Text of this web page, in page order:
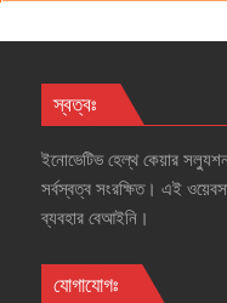
স্বত্বঃ
ইনোভেটিভ হেল্‌থ কেয়ার
সর্বস্বত্ব সংরক্ষিত। এই
ব্যবহার বেআইনি।
যোগাযোগঃ